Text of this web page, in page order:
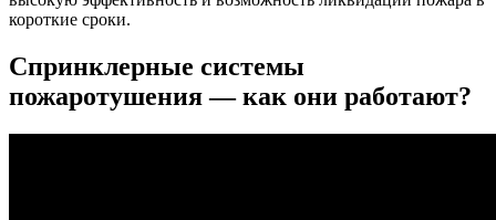
короткие сроки.
Спринклерные системы
пожаротушения — как они работают?